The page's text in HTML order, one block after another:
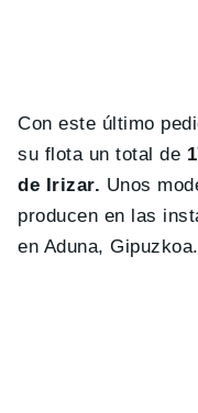
Con este último
su flota un total de
de Irizar. Unos
producen en las
en Aduna, Gipuzkoa.